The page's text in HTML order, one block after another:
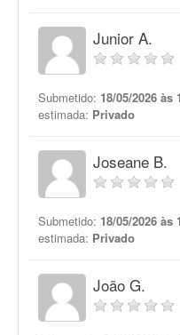
Junior A.
Submetido: 18/05/2026 às
estimada: Privado
Joseane B.
Submetido: 18/05/2026 às
estimada: Privado
João G.